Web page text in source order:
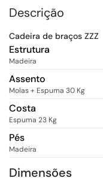
Descrição
Cadeira de braços ZZZ
Estrutura
Madeira
Assento
Molas + Espuma 30 Kg
Costa
Espuma 23 Kg
Pés
Madeira
Dimensões